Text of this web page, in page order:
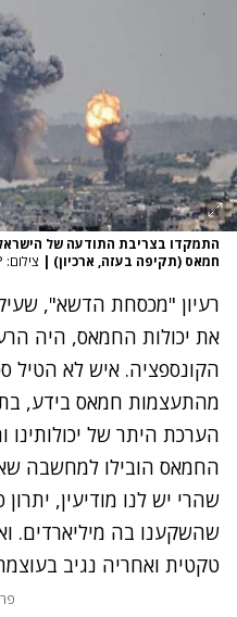
התמקדו בצריבת התודעה של
חמאס (תקיפה בעזה, ארכיון) | צילום: AP
רעיון "מכסחת הדשא",
את יכולות החמאס, היה
הקונספציה. איש לא הטיל
מהתעצמות חמאס בידע,
הערכת היתר של
החמאס הובילו למחשבה
שהרי יש לנו מודיעין,
שהשקענו בה מיליארדים.
טקטית ואחריה נגיב